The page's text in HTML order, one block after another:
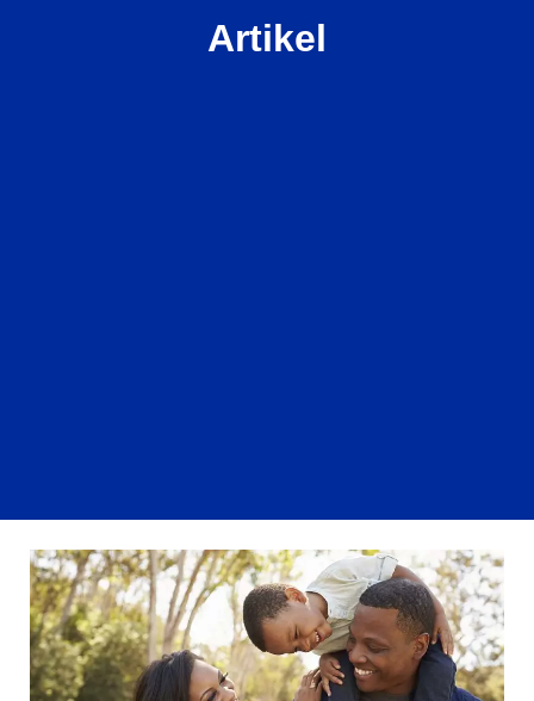
Artikel